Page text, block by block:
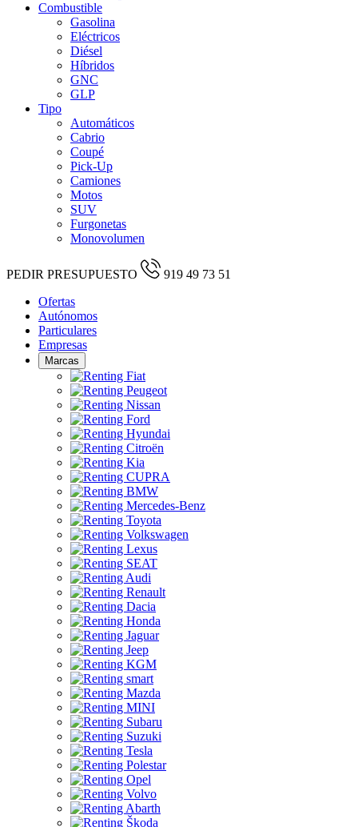
Combustible
Gasolina
Eléctricos
Diésel
Híbridos
GNC
GLP
Tipo
Automáticos
Cabrio
Coupé
Pick-Up
Camiones
Motos
SUV
Furgonetas
Monovolumen
PEDIR PRESUPUESTO
919 49 73 51
Ofertas
Autónomos
Particulares
Empresas
Marcas